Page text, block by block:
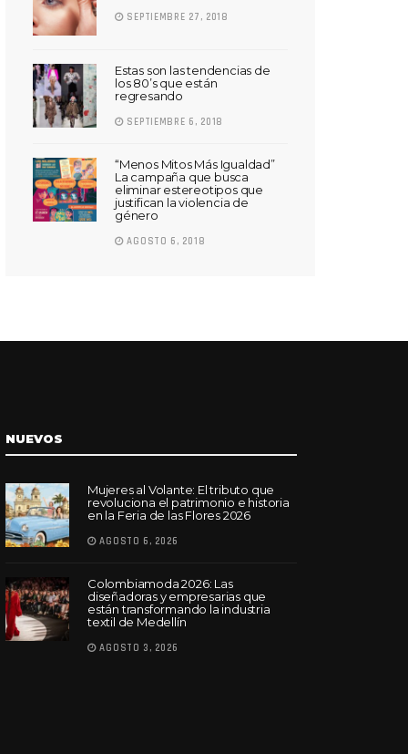
SEPTIEMBRE 27, 2018
Estas son las tendencias de
los 80’s que están
regresando
SEPTIEMBRE 6, 2018
“Menos Mitos Más Igualdad”
La campaña que busca
eliminar estereotipos que
justifican la violencia de
género
AGOSTO 6, 2018
NUEVOS
Mujeres al Volante: El tributo que
revoluciona el patrimonio e historia
en la Feria de las Flores 2026
AGOSTO 6, 2026
Colombiamoda 2026: Las
diseñadoras y empresarias que
están transformando la industria
textil de Medellín
AGOSTO 3, 2026